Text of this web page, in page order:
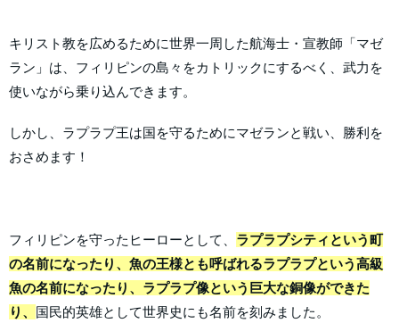
キリスト教を広めるために世界一周した航海士・宣教師「マゼ
ラン」は、フィリピンの島々をカトリックにするべく、武力を
使いながら乗り込んできます。
しかし、ラプラプ王は国を守るためにマゼランと戦い、勝利を
おさめます！
フィリピンを守ったヒーローとして、 ラプラプシティという町
の名前になったり、魚の王様とも呼ばれるラプラプという高級
魚の名前になったり、ラプラプ像という巨大な銅像ができた
り、 国民的英雄として世界史にも名前を刻みました。